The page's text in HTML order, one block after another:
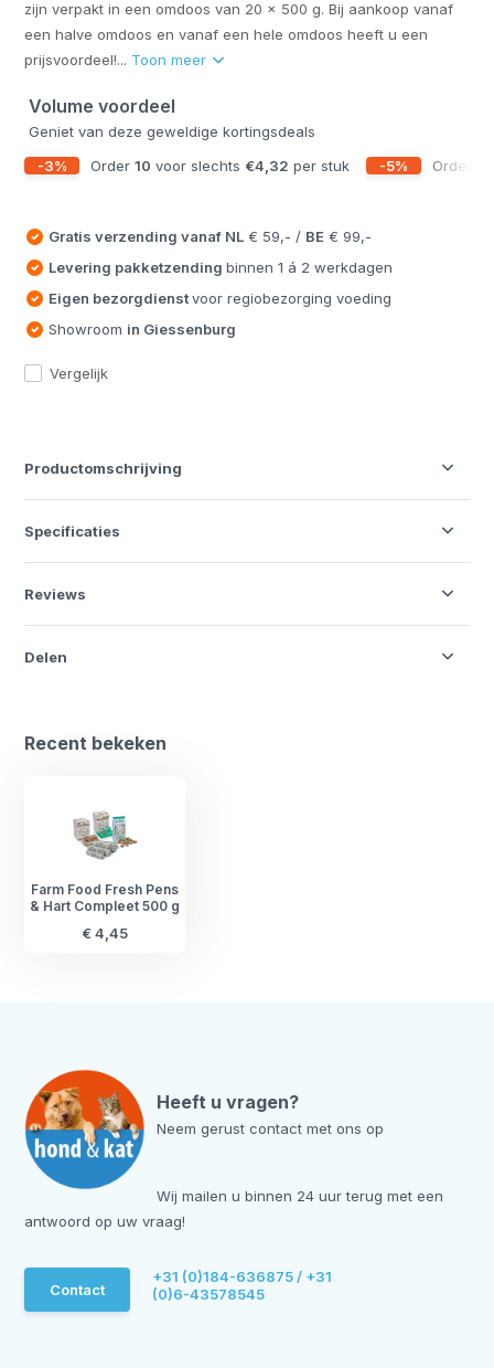
zijn verpakt in een omdoos van 20 x 500 g. Bij aankoop vanaf
een halve omdoos en vanaf een hele omdoos heeft u een
prijsvoordeel!... Toon meer
Volume voordeel
Geniet van deze geweldige kortingsdeals
-3%
Order10 voor slechts €4,32 per stuk -5% Order
Gratis verzending vanaf NL € 59,- / BE € 99,-
Levering pakketzendingbinnen 1 á 2 werkdagen
Eigen bezorgdienstvoor regiobezorging voeding
Showroom in Giessenburg
Vergelijk
Productomschrijving
Specificaties
Reviews
Delen
Recent bekeken
Farm Food Fresh Pens
& Hart Compleet 500 g
€ 4,45
Heeft u vragen?
Neem gerust contact met ons op
Wij mailen u binnen 24 uur terug met een
antwoord op uw vraag!
Contact
+31 (0)184-636875 / +31
(0)6-43578545